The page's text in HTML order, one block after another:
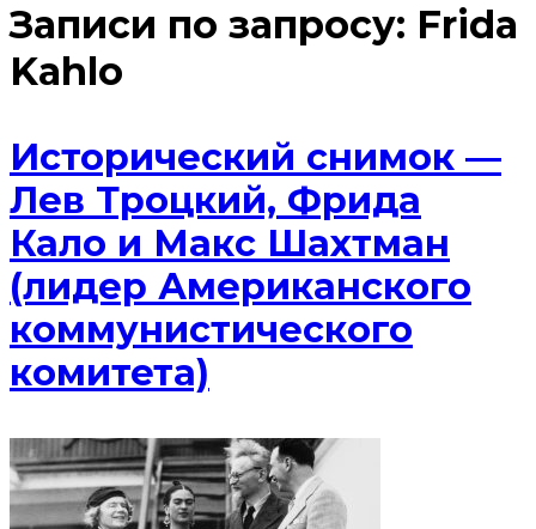
Записи по запросу: Frida
Kahlo
Исторический снимок —
Лев Троцкий, Фрида
Кало и Макс Шахтман
(лидер Американского
коммунистического
комитета)